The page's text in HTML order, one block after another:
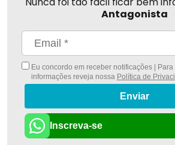
Antagonista
Eu concordo em receber notificações |
informações reveja nossa Política de
Enviar
Inscreva-se